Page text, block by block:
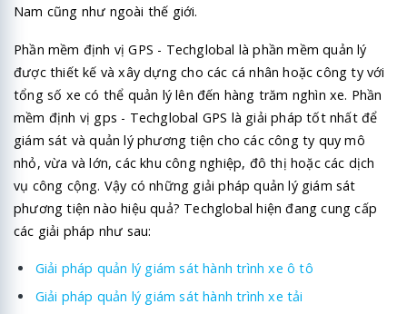
Nam cũng như ngoài thế giới.
Phần mềm định vị GPS - Techglobal là phần mềm quản lý
được thiết kế và xây dựng cho các cá nhân hoặc công ty với
tổng số xe có thể quản lý lên đến hàng trăm nghìn xe. Phần
mềm định vị gps - Techglobal GPS là giải pháp tốt nhất để
giám sát và quản lý phương tiện cho các công ty quy mô
nhỏ, vừa và lớn, các khu công nghiệp, đô thị hoặc các dịch
vụ công cộng. Vậy có những giải pháp quản lý giám sát
phương tiện nào hiệu quả? Techglobal hiện đang cung cấp
các giải pháp như sau:
Giải pháp quản lý giám sát hành trình xe ô tô
Giải pháp quản lý giám sát hành trình xe tải